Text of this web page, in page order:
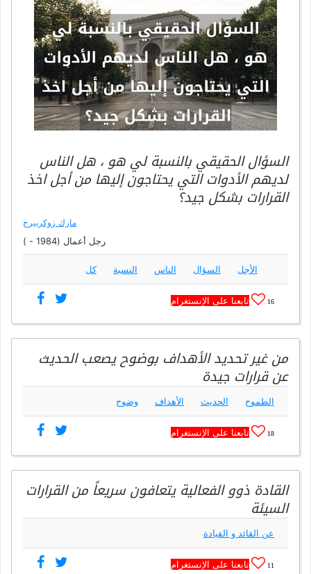
السؤال الحقيقي بالنسبة لي هو ، هل الناس
لديهم الأدوات التي يحتاجون إليها من أجل اخذ
القرارات بشكل جيد؟
مارك زوكربيرج
رجل أعمال (1984 - )
الأجل السؤال الناس النسبة كل
16 تابعنا على الإنستغرام
من غير تحديد الأهداف بوضوح يصعب الحديث
عن قرارات جيدة
الطموح الحديث الأهداف وضوح
18 تابعنا على الإنستغرام
القادة ذوو الفعالية يتعافون سريعاً من القرارات
السيئة
عن القائد و القيادة
11 تابعنا على الإنستغرام